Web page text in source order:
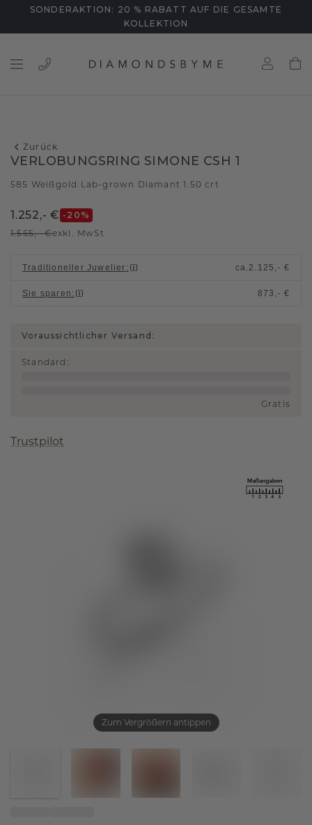
SONDERAKTION: 20 % RABATT AUF DIE GESAMTE
KOLLEKTION
Zurück
Zum Vergrößern antippen
VERLOBUNGSRING SIMONE CSH 1
585 Weißgold Lab-grown Diamant 1.50 crt
1.252,- € -20 %
1.565,- €exkl. MwSt
Traditioneller Juwelier : ca.2.125,- €
Sie sparen : 873,- €
Voraussichtlicher Versand:
Standard :
Gratis
Trustpilot